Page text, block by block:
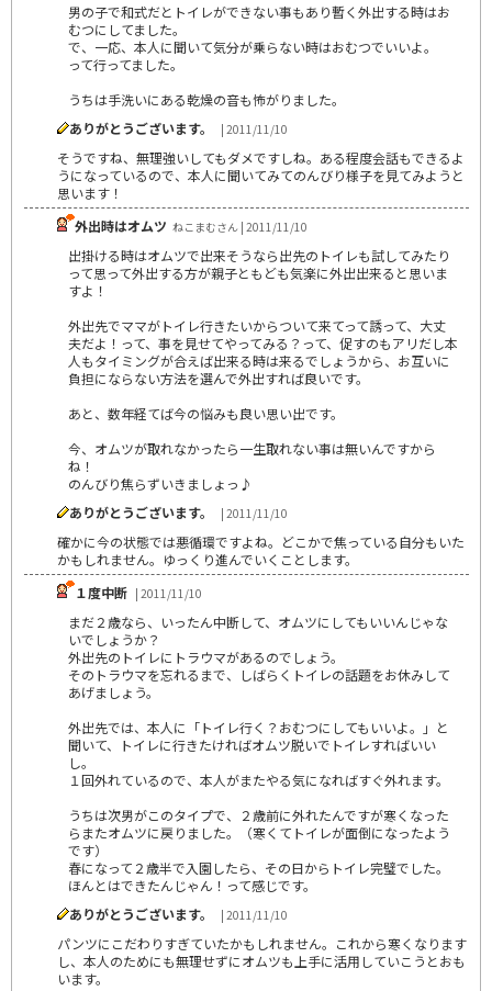
男の子で和式だとトイレができない事もあり暫く外出する時はお
むつにしてました。
で、一応、本人に聞いて気分が乗らない時はおむつでいいよ。
って行ってました。
うちは手洗いにある乾燥の音も怖がりました。
ありがとうございます。
| 2011/11/10
そうですね、無理強いしてもダメですしね。ある程度会話もできるよ
うになっているので、本人に聞いてみてのんびり様子を見てみようと
思います！
外出時はオムツ ねこまむさん | 2011/11/10
出掛ける時はオムツで出来そうなら出先のトイレも試してみたり
って思って外出する方が親子ともども気楽に外出出来ると思いま
すよ！
外出先でママがトイレ行きたいからついて来てって誘って、大丈
夫だよ！って、事を見せてやってみる？って、促すのもアリだし本
人もタイミングが合えば出来る時は来るでしょうから、お互いに
負担にならない方法を選んで外出すれば良いです。
あと、数年経てば今の悩みも良い思い出です。
今、オムツが取れなかったら一生取れない事は無いんですから
ね！
のんびり焦らずいきましょっ♪
ありがとうございます。
| 2011/11/10
確かに今の状態では悪循環ですよね。どこかで焦っている自分もいた
かもしれません。ゆっくり進んでいくことします。
１度中断 | 2011/11/10
まだ２歳なら、いったん中断して、オムツにしてもいいんじゃな
いでしょうか？
外出先のトイレにトラウマがあるのでしょう。
そのトラウマを忘れるまで、しばらくトイレの話題をお休みして
あげましょう。
外出先では、本人に「トイレ行く？おむつにしてもいいよ。」と
聞いて、トイレに行きたければオムツ脱いでトイレすればいい
し。
１回外れているので、本人がまたやる気になればすぐ外れます。
うちは次男がこのタイプで、２歳前に外れたんですが寒くなった
らまたオムツに戻りました。（寒くてトイレが面倒になったよう
です）
春になって２歳半で入園したら、その日からトイレ完璧でした。
ほんとはできたんじゃん！って感じです。
ありがとうございます。
| 2011/11/10
パンツにこだわりすぎていたかもしれません。これから寒くなります
し、本人のためにも無理せずにオムツも上手に活用していこうとおも
います。